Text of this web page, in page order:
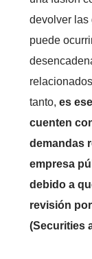
devolver las
puede
tanto, es
cuenten
demandas
empresa
debido a
revisión
(Securities